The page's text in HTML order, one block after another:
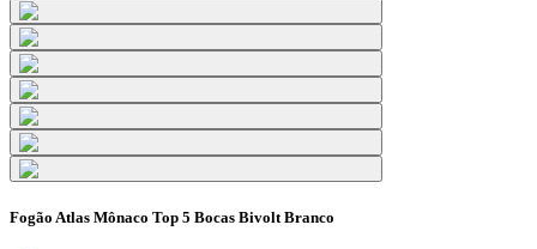
Fogão Atlas Mônaco Top 5 Bocas Bivolt Branco